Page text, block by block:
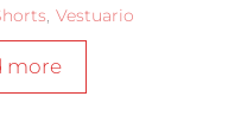
Vestuario
more